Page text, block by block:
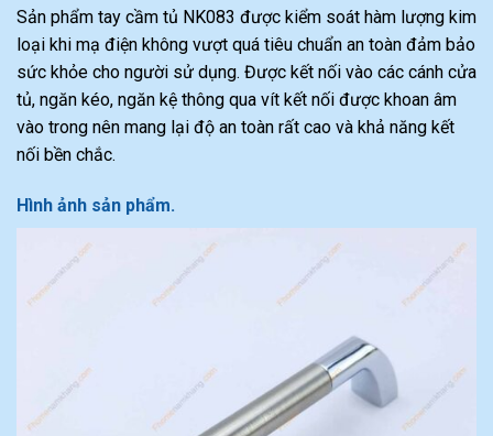
Sản phẩm tay cầm tủ NK083 được kiểm soát hàm lượng kim
loại khi mạ điện không vượt quá tiêu chuẩn an toàn đảm bảo
sức khỏe cho người sử dụng. Được kết nối vào các cánh cửa
tủ, ngăn kéo, ngăn kệ thông qua vít kết nối được khoan âm
vào trong nên mang lại độ an toàn rất cao và khả năng kết
nối bền chắc.
Hình ảnh sản phẩm.